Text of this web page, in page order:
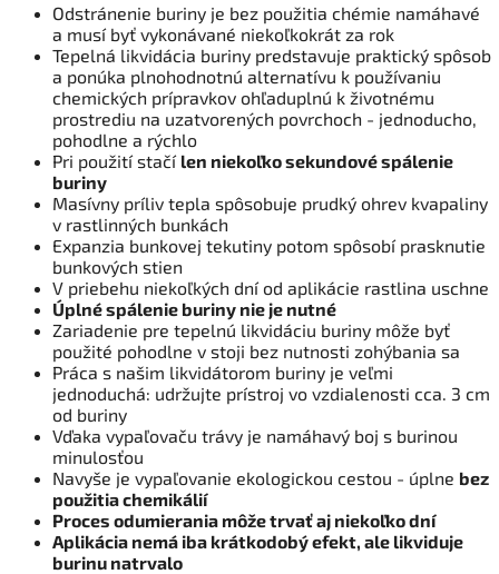
Odstránenie buriny je bez použitia chémie namáhavé
a musí byť vykonávané niekoľkokrát za rok
Tepelná likvidácia buriny predstavuje praktický spôsob
a ponúka plnohodnotnú alternatívu k používaniu
chemických prípravkov ohľaduplnú k životnému
prostrediu na uzatvorených povrchoch - jednoducho,
pohodlne a rýchlo
Pri použití stačí len niekoľko sekundové spálenie
buriny
Masívny príliv tepla spôsobuje prudký ohrev kvapaliny
v rastlinných bunkách
Expanzia bunkovej tekutiny potom spôsobí prasknutie
bunkových stien
V priebehu niekoľkých dní od aplikácie rastlina uschne
Úplné spálenie buriny nie je nutné
Zariadenie pre tepelnú likvidáciu buriny môže byť
použité pohodlne v stoji bez nutnosti zohýbania sa
Práca s našim likvidátorom buriny je veľmi
jednoduchá: udržujte prístroj vo vzdialenosti cca. 3 cm
od buriny
Vďaka vypaľovaču trávy je namáhavý boj s burinou
minulosťou
Navyše je vypaľovanie ekologickou cestou - úplne bez
použitia chemikálií
Proces odumierania môže trvať aj niekoľko dní
Aplikácia nemá iba krátkodobý efekt, ale likviduje
burinu natrvalo